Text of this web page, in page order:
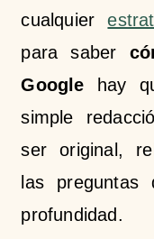
cualquier
para saber
Google hay
simple
ser original,
las preguntas
profundidad.